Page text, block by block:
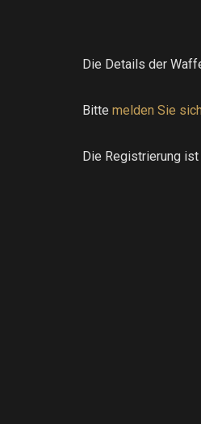
Die Details der
Bitte melden Sie
Die Registrierung